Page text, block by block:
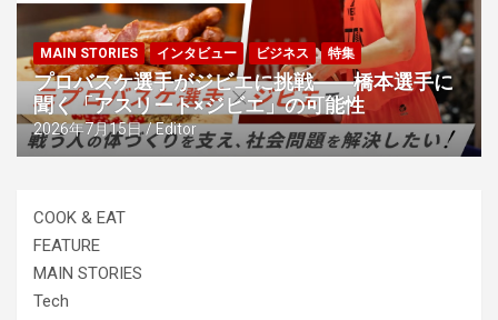
MAIN STORIES インタビュー ビジネス 特集
プロバスケ選手がジビエに挑戦――橋本選手に
聞く「アスリート×ジビエ」の可能性
2026年7月15日 Editor
COOK & EAT
FEATURE
MAIN STORIES
Tech